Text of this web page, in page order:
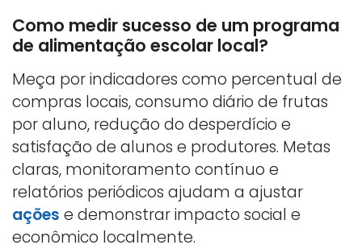
Como medir sucesso de um programa
de alimentação escolar local?
Meça por indicadores como percentual de
compras locais, consumo diário de frutas
por aluno, redução do desperdício e
satisfação de alunos e produtores. Metas
claras, monitoramento contínuo e
relatórios periódicos ajudam a ajustar
ações e demonstrar impacto social e
econômico localmente.